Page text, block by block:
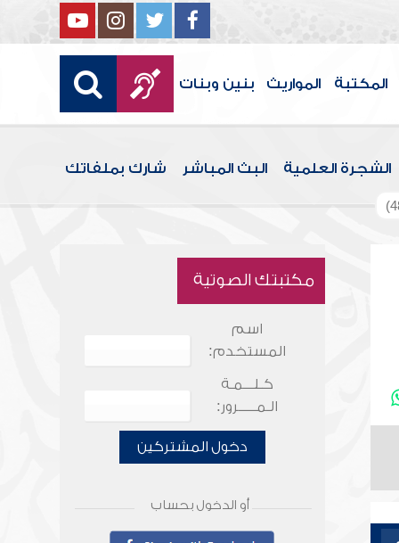
المكتبة المواريث بنين وبنات
الشجرة العلمية البث المباشر شارك بملفاتك
مكتبتك الصوتية
اسم
المستخدم:
كـلـــمـة
الـمـــــرور:
دخول المشتركين
أو الدخول بحساب